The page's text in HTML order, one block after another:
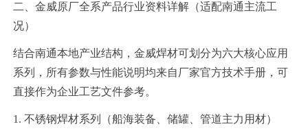
二、金威原厂全系产品行业资料详解（适配南通主流工
况）
结合南通本地产业结构，金威焊材可划分为六大核心应用
系列，所有参数与性能说明均来自厂家官方技术手册，可
直接作为企业工艺文件参考。
1. 不锈钢焊材系列（船海装备、储罐、管道主力用材）